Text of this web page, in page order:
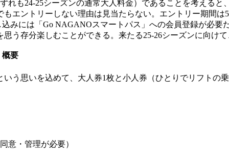
れも24-25シーズンの通常大人料金）であることを考える
エントリーしない理由は見当たらない。エントリー期間は
みには「Go NAGANOスマートパス」への会員登録が必要
う存分楽しむことができる。来たる25-26シーズンに向け
概要
う思いを込めて、大人券1枚と小人券（ひとりでリフトの
意・管理が必要）